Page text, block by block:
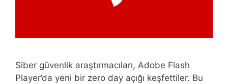
Siber güvenlik araştırmacıları, Adobe Flash
Player’da yeni bir zero day açığı keşfettiler. Bu